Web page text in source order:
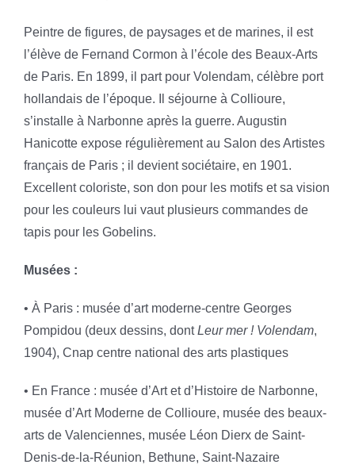
Peintre de figures, de paysages et de marines, il est
l’élève de Fernand Cormon à l’école des Beaux-Arts
de Paris. En 1899, il part pour Volendam, célèbre port
hollandais de l’époque. Il séjourne à Collioure,
s’installe à Narbonne après la guerre. Augustin
Hanicotte expose régulièrement au Salon des Artistes
français de Paris ; il devient sociétaire, en 1901.
Excellent coloriste, son don pour les motifs et sa vision
pour les couleurs lui vaut plusieurs commandes de
tapis pour les Gobelins.
Musées :
• À Paris : musée d’art moderne-centre Georges
Pompidou (deux dessins, dontLeur mer ! Volendam,
1904), Cnap centre national des arts plastiques
• En France : musée d’Art et d’Histoire de Narbonne,
musée d’Art Moderne de Collioure, musée des beaux-
arts de Valenciennes, musée Léon Dierx de Saint-
Denis-de-la-Réunion, Bethune, Saint-Nazaire